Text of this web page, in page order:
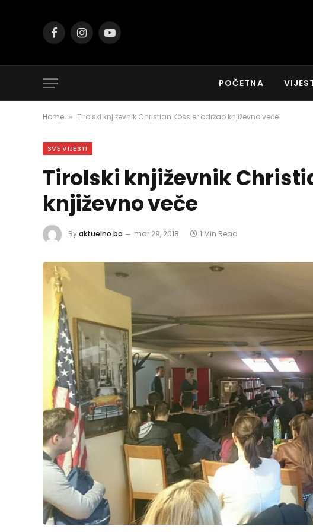
FacebookInstagramYouTube
POČETNA
Home » Tirolski književnik Christian Kössler održao književno veče
SVE VIJESTI
Tirolski književnik
književno veče
Byaktuelno.ba mar 29, 2018 1 Min Read